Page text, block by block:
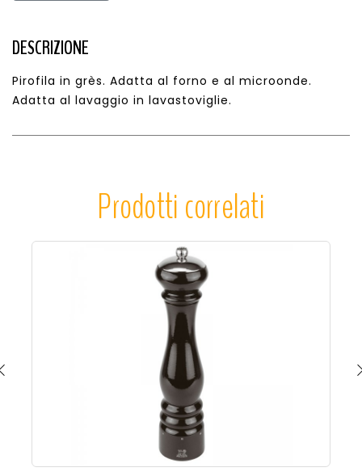
DESCRIZIONE
Pirofila in grès. Adatta al forno e al microonde.
Adatta al lavaggio in lavastoviglie.
Prodotti correlati